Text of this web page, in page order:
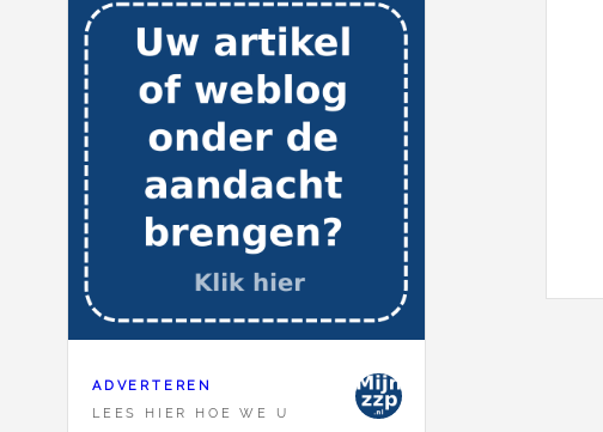
ADVERTEREN
LEES HIER HOE WE U